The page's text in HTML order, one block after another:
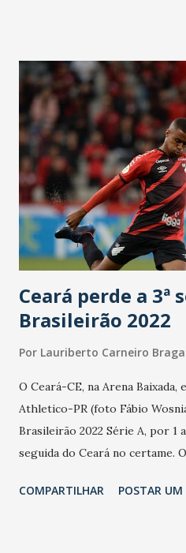
Ibernon Monteiro-Sílvio Cid-
Irapuan Moreira-Toninho
Alves. 0x1 - RM - Ribamar
Quintela. 2x0 - Roner. 0x2 -
Delboni Júnior. 2x1 - Moura
Daniel Sílvio. 1x2 - Sérgio
Silva. 2x3 - Adalmir. 3x0 -
3x1 - João Nunes-Róbson
Ceará perde a 3ª
Brasileirão 2022
Por Lauriberto Carneiro Braga
O Ceará-CE, na Arena
Athletico-PR (foto Fábio
Brasileirão 2022 Série A, por 1
seguida do Ceará no certame.
O gol athleticano foi de Abner,
COMPARTILHAR POSTAR